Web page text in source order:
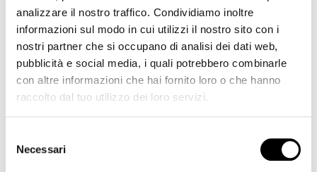
analizzare il nostro traffico. Condividiamo inoltre
informazioni sul modo in cui utilizzi il nostro sito con i
nostri partner che si occupano di analisi dei dati web,
pubblicità e social media, i quali potrebbero combinarle
con altre informazioni che hai fornito loro o che hanno
raccolto dal tuo utilizzo dei loro servizi.
delNecessari
trasferire contenuti più velocemente1
Elegante progettazione rotante per massima durevolezza
Tieni al sicuro i file utilizzando una soluzione di sicurezza
avanzata con crittografia AES a 256 bit
Abilitati per USB 3.1 (Gen 1); retrocompatibile con i
dispositivi USB 3.0 e 2.0
Compatibile con PC e Mac®
Colore: ARGENTO